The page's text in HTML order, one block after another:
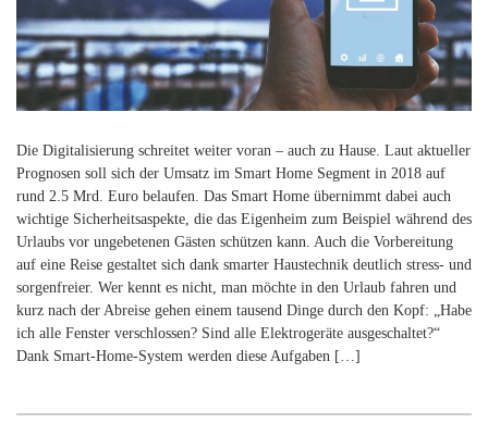
Die Digitalisierung schreitet weiter voran – auch zu Hause. Laut aktueller
Prognosen soll sich der Umsatz im Smart Home Segment in 2018 auf
rund 2.5 Mrd. Euro belaufen. Das Smart Home übernimmt dabei auch
wichtige Sicherheitsaspekte, die das Eigenheim zum Beispiel während des
Urlaubs vor ungebetenen Gästen schützen kann. Auch die Vorbereitung
auf eine Reise gestaltet sich dank smarter Haustechnik deutlich stress- und
sorgenfreier. Wer kennt es nicht, man möchte in den Urlaub fahren und
kurz nach der Abreise gehen einem tausend Dinge durch den Kopf: „Habe
ich alle Fenster verschlossen? Sind alle Elektrogeräte ausgeschaltet?“
Dank Smart-Home-System werden diese Aufgaben […]